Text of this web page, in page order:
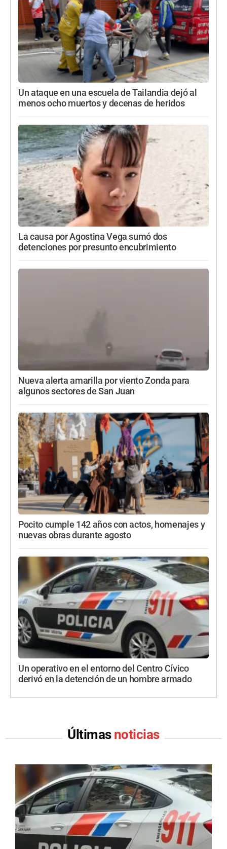
Un ataque en una escuela de Tailandia dejó al
menos ocho muertos y decenas de heridos
La causa por Agostina Vega sumó dos
detenciones por presunto encubrimiento
Nueva alerta amarilla por viento Zonda para
algunos sectores de San Juan
Pocito cumple 142 años con actos, homenajes y
nuevas obras durante agosto
Un operativo en el entorno del Centro Cívico
derivó en la detención de un hombre armado
Últimas noticias